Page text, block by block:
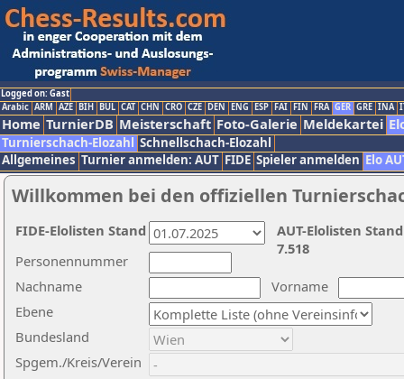
Logged on: Gast
Arabic ARM AZE BIH BUL CAT CHN CRO CZE DEN ENG ESP FAI FIN FRA GER GRE INA
Home TurnierDB Meisterschaft Foto-Galerie Meldekartei
Turnierschach-Elozahl Schnellschach-Elozahl
Allgemeines Turnier anmelden: AUT FIDE Spieler anmelden Elo
Willkommen bei den offiziellen
Nachname
Vorname
Ebene
Personennummer
Bundesland
Spgem./Kreis/Verein
AUT-Elolisten
7.518
FIDE-Elolisten Stand